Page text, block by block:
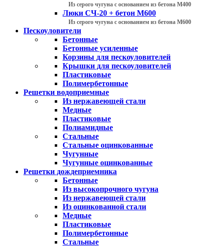
Из серого чугуна с основанием из бетона М400
Люки СЧ-20 + бетон М600
Из серого чугуна с основанием из бетона М600
Пескоуловители
Бетонные
Бетонные усиленные
Корзины для пескоуловителей
Крышки для пескоуловителей
Пластиковые
Полимербетонные
Решетки водоприемные
Из нержавеющей стали
Медные
Пластиковые
Полиамидные
Стальные
Стальные оцинкованные
Чугунные
Чугунные оцинкованные
Решетки дождеприемника
Бетонные
Из высокопрочного чугуна
Из нержавеющей стали
Из оцинкованной стали
Медные
Пластиковые
Полимербетонные
Стальные